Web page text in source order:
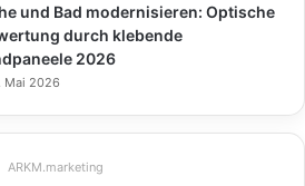
und Bad modernisieren: Optische
durch klebende
2026
Mai 2026
ARKM.marketing